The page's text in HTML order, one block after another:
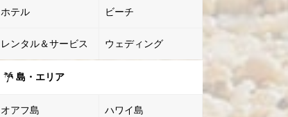
ホテル ビーチ
レンタル＆サービス ウェディング
島・エリア
オアフ島 ハワイ島